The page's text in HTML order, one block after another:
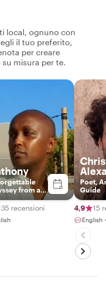
local, ognuno con
il tuo preferito,
per creare
misura per te.
from a
perspective.
35 recensioni
Poet,
Guide
4,9 15
English